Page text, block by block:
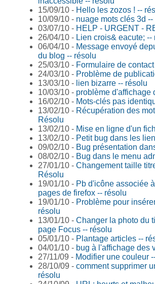
15/09/10 - Hello les zozos ! --
10/09/10 - nuage mots clés 3d --
03/07/10 - HELP - URGENT -
26/04/10 - Lien crois& eacute; --
06/04/10 - Message envoyé
du blog -- résolu
25/03/10 - Formulaire de
24/03/10 - Problème de
13/03/10 - lien bizarre -- résolu
10/03/10 - problème d'affichage
16/02/10 - Mots-clés pas
13/02/10 - Récupération des
Résolu
13/02/10 - Mise en ligne d'un
13/02/10 - Petit bug dans les
09/02/10 - Bug présentation
08/02/10 - Bug dans le menu
27/01/10 - Changement taille
Résolu
19/01/10 - Pb d'icône associée
pages de firefox -- résolu
19/01/10 - Problème pour
résolu
13/01/10 - Changer la photo du
page Focus -- résolu
05/01/10 - Plantage articles --
04/01/10 - bug à l'affichage des
27/11/09 - Modifier une couleur
28/10/09 - comment supprimer
résolu